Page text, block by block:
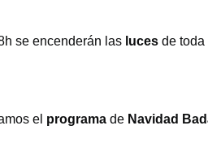
se encenderán las luces de
el programa de Navidad